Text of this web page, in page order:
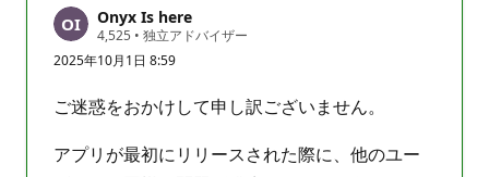
Onyx Is here
4,525 評
価
の
イ
ン
• 独立アドバイザー
2025年10月1日 8:59
ご迷惑をおかけして申し訳ございません。
アプリが最初にリリースされた際に、他のユー